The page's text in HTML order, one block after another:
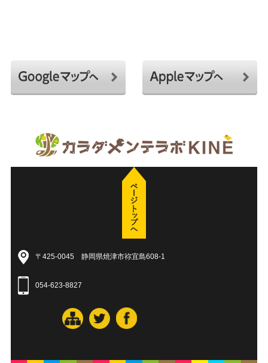
〒425-0045 静岡県焼津市祢宜島608-1
054-623-8827